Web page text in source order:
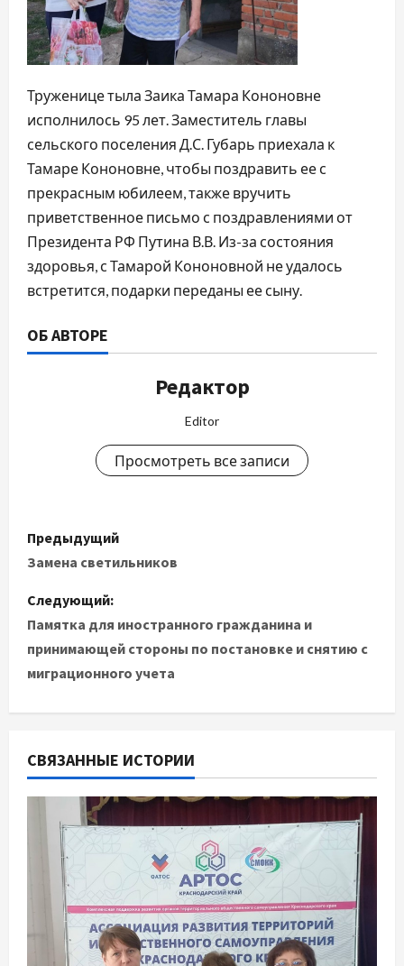
Труженице тыла Заика Тамара Кононовне
исполнилось 95 лет. Заместитель главы
сельского поселения Д.С. Губарь приехала к
Тамаре Кононовне, чтобы поздравить ее с
прекрасным юбилеем, также вручить
приветственное письмо с поздравлениями от
Президента РФ Путина В.В. Из-за состояния
здоровья, с Тамарой Кононовной не удалось
встретится, подарки переданы ее сыну.
ОБ АВТОРЕ
Редактор
Editor
Просмотреть все записи
Н
а
в
и
г
а
ц
и
з
Предыдущий
Замена светильников
Следующий:
Памятка для иностранного гражданина и
принимающей стороны по постановке и снятию с
миграционного учета
СВЯЗАННЫЕ ИСТОРИИ